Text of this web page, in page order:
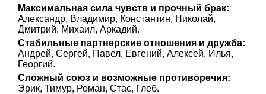
Максимальная сила чувств и прочный брак:
Александр, Владимир, Константин, Николай,
Дмитрий, Михаил, Аркадий.
Стабильные партнерские отношения и дружба:
Андрей, Сергей, Павел, Евгений, Алексей, Илья,
Георгий.
Сложный союз и возможные противоречия:
Эрик, Тимур, Роман, Стас, Глеб.